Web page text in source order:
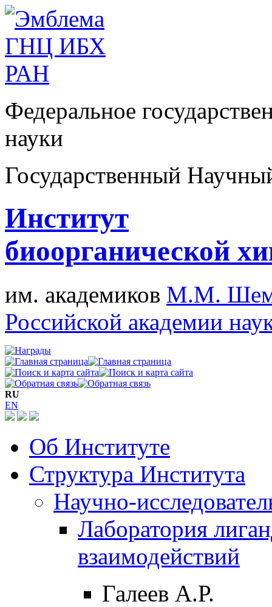
Федеральное
науки
Государственный
Институт
биоорганической
им. академиков М.М.
Российской академии
RU
EN
Об Институте
Структура Института
Научно-
Лаборатория
взаимодействий
Галеев А.Р.